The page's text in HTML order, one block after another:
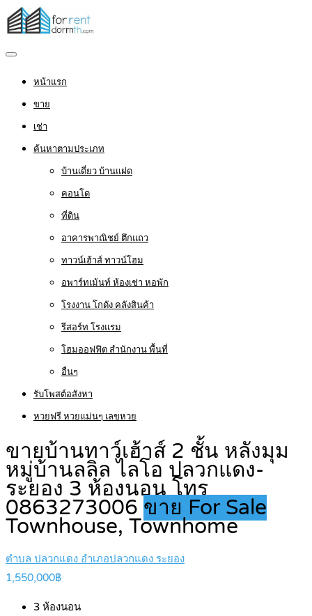
หน้าแรก
ขาย
เช่า
ค้นหาตามประเภท
บ้านเดี่ยว บ้านแฝด
คอนโด
ที่ดิน
อาคารพาณิชย์ ตึกแถว
ทาวน์เฮ้าส์ ทาวน์โฮม
อพาร์ทเม้นท์ ห้องเช่า หอพัก
โรงงาน โกดัง คลังสินค้า
รีสอร์ท โรงแรม
โฮมออฟฟิต สำนักงาน พื้นที่
อื่นๆ
รับโพสต์อสังหา
หวยฟรี หวยแม่นๆ เลขหวย
ขายบ้านทาว์เฮ้าส์ 2 ชั้น หลังมุม
หมู่บ้านลลิล ไลโอ ปลวกแดง-
ระยอง 3 ห้องนอน โทร
0863273006 ขาย For Sale
Townhouse, Townhome
ตำบล ปลวกแดง อำเภอปลวกแดง ระยอง
1,550,000฿
3 ห้องนอน